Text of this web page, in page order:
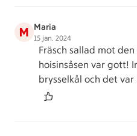
M Maria
15 jan. 2024
Fräsch sallad mot
hoisinsåsen var gott!
brysselkål och det var